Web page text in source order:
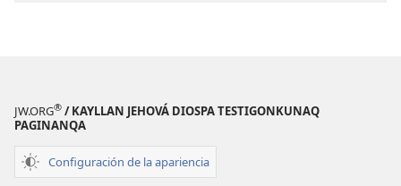
JW.ORG® / KAYLLAN JEHOVÁ DIOSPA TESTIGONKUNAQ
PAGINANQA
Configuración de la apariencia